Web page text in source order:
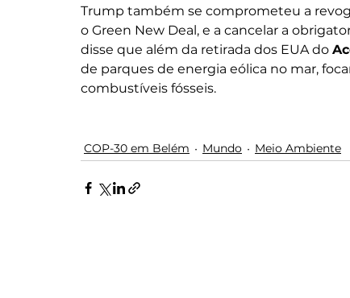
Trump também se comprometeu a
o Green New Deal, e a cancelar a
disse que além da retirada dos EUA do
de parques de energia eólica no mar,
combustíveis fósseis.
COP-30 em Belém Mundo Meio Ambiente